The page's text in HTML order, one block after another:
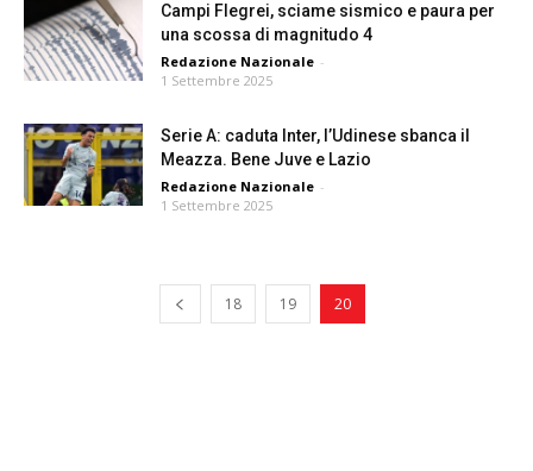
Campi Flegrei, sciame sismico e paura per
una scossa di magnitudo 4
Redazione Nazionale -
1 Settembre 2025
Serie A: caduta Inter, l’Udinese sbanca il
Meazza. Bene Juve e Lazio
Redazione Nazionale -
1 Settembre 2025
18 19 20